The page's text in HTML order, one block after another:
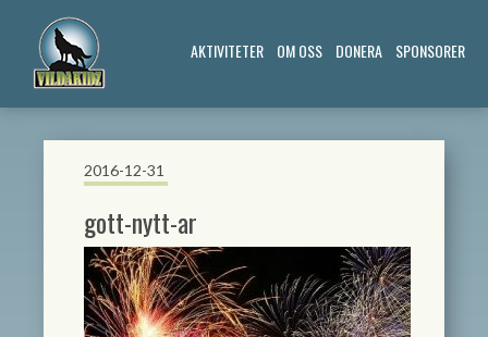
AKTIVITETER OM OSS DONERA SPONSORER
2016-12-31
gott-nytt-ar